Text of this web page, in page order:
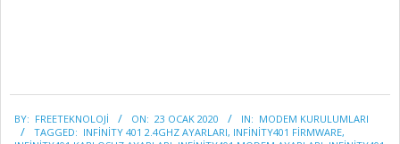
01-
BY: FREETEKNOLOJI ON: 23 OCAK 2020 IN: MODEM KURULUMLARI
TAGGED: INFİNİTY 401 2.4GHZ AYARLARI, INFINITY401 FIRMWARE,